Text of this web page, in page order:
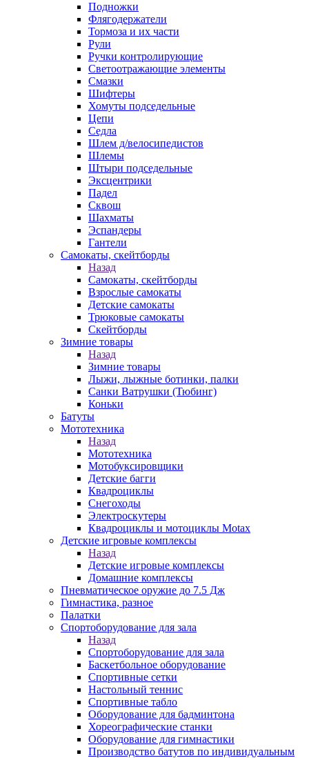
Подножки
Флягодержатели
Тормоза и их части
Рули
Ручки контролирующие
Светоотражающие элементы
Смазки
Шифтеры
Хомуты подседельные
Цепи
Седла
Шлем д/велосипедистов
Шлемы
Штыри подседельные
Эксцентрики
Падел
Сквош
Шахматы
Эспандеры
Гантели
Самокаты, скейтборды
Назад
Самокаты, скейтборды
Взрослые самокаты
Детские самокаты
Трюковые самокаты
Скейтборды
Зимние товары
Назад
Зимние товары
Лыжи, лыжные ботинки, палки
Санки Ватрушки (Тюбинг)
Коньки
Батуты
Мототехника
Назад
Мототехника
Мотобуксировщики
Детские багги
Квадроциклы
Снегоходы
Электроскутеры
Квадроциклы и мотоциклы Motax
Детские игровые комплексы
Назад
Детские игровые комплексы
Домашние комплексы
Пневматическое оружие до 7.5 Дж
Гимнастика, разное
Палатки
Спортоборудование для зала
Назад
Спортоборудование для зала
Баскетбольное оборудование
Спортивные сетки
Настольный теннис
Спортивные табло
Оборудование для бадминтона
Хореографические станки
Оборудование для гимнастики
Производство батутов по индивидуальным